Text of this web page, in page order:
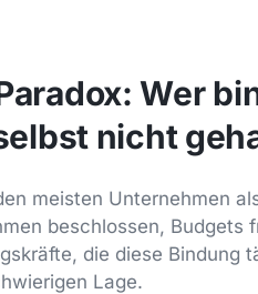
Wer
nicht
meisten Unternehmen
beschlossen, Budgets
die diese Bindung
Lage.